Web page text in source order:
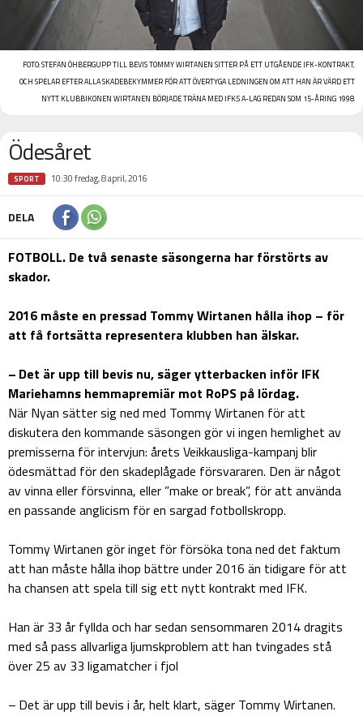
FOTO:STEFAN ÖHBERGUPP TILL BEVIS TOMMY WIRTANEN SITTER PÅ ETT UTGÅENDE IFK-KONTRAKT,
OCH SPELAR EFTER ALLA SKADEBEKYMMER FÖR ATT ÖVERTYGA LEDNINGEN OM ATT HAN ÄR VÄRD ETT
NYTT. KLUBBIKONEN WIRTANEN BÖRJADE TRÄNA MED IFK:S A-LAG REDAN SOM 15-ÅRING 1998.
Ödesåret
SPORT 10:30 fredag, 8 april, 2016
DELA
FOTBOLL. De två senaste säsongerna har förstörts av
skador.
2016 måste en pressad Tommy Wirtanen hålla ihop – för
att få fortsätta representera klubben han älskar.
– Det är upp till bevis nu, säger ytterbacken inför IFK
Mariehamns hemmapremiär mot RoPS på lördag.
När Nyan sätter sig ned med Tommy Wirtanen för att
diskutera den kommande säsongen gör vi ingen hemlighet av
premisserna för intervjun: årets Veikkausliga-kampanj blir
ödesmättad för den skadeplågade försvararen. Den är något
av vinna eller försvinna, eller ”make or break”, för att använda
en passande anglicism för en sargad fotbollskropp.
Tommy Wirtanen gör inget för försöka tona ned det faktum
att han måste hålla ihop bättre under 2016 än tidigare för att
ha chansen att spela till sig ett nytt kontrakt med IFK.
Han är 33 år fyllda och har sedan sensommaren 2014 dragits
med så pass allvarliga ljumskproblem att han tvingades stå
över 25 av 33 ligamatcher i fjol
– Det är upp till bevis i år, helt klart, säger Tommy Wirtanen.